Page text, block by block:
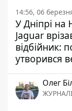
14:56, 06
У Дніпрі
Jaguar
відбійник:
утворився
Олег